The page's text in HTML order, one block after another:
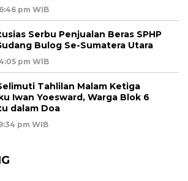
pm WIB
Serbu Penjualan Beras SPHP
Bulog Se-Sumatera Utara
pm WIB
Tahlilan Malam Ketiga
Iwan Yoesward, Warga Blok 6
dalam Doa
pm WIB